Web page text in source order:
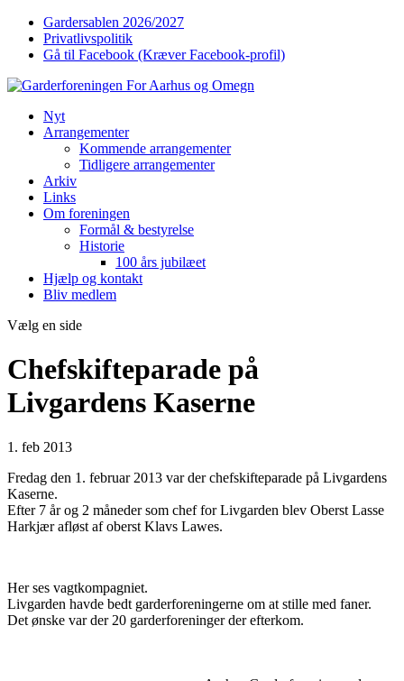
Gardersablen 2026/2027
Privatlivspolitik
Gå til Facebook (Kræver Facebook-profil)
Nyt
Arrangementer
Kommende arrangementer
Tidligere arrangementer
Arkiv
Links
Om foreningen
Formål & bestyrelse
Historie
100 års jubilæet
Hjælp og kontakt
Bliv medlem
Vælg en side
Chefskifteparade på
Livgardens Kaserne
1. feb 2013
Fredag den 1. februar 2013 var der chefskifteparade på Livgardens
Kaserne.
Efter 7 år og 2 måneder som chef for Livgarden blev Oberst Lasse
Harkjær afløst af oberst Klavs Lawes.
Her ses vagtkompagniet.
Livgarden havde bedt garderforeningerne om at stille med faner.
Det ønske var der 20 garderforeninger der efterkom.